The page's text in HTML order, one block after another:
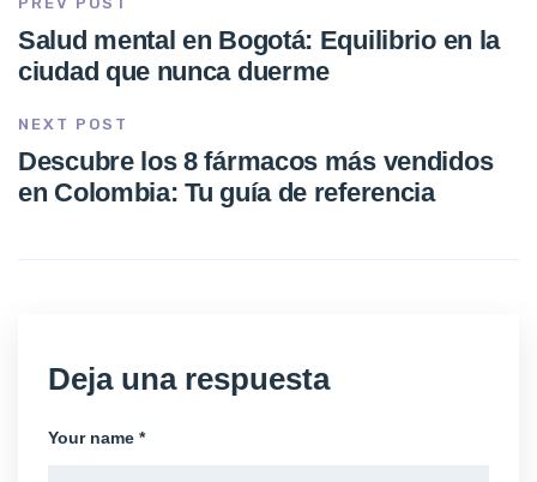
Salud mental en Bogotá: Equilibrio en la
ciudad que nunca duerme
NEXT POST
Descubre los 8 fármacos más vendidos
en Colombia: Tu guía de referencia
Deja una respuesta
Your name *